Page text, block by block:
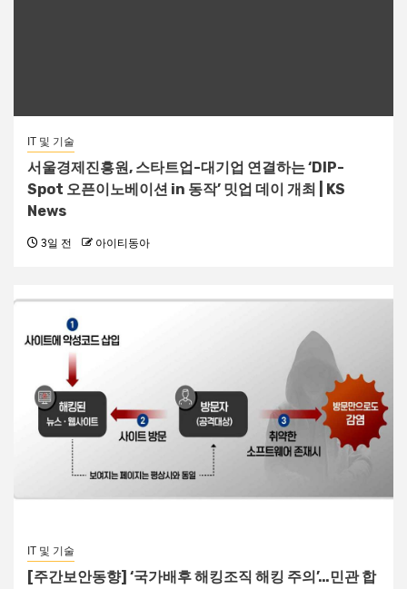
IT 및 기술
서울경제진흥원, 스타트업-대기업 연결하는 ‘DIP-
Spot 오픈이노베이션 in 동작’ 밋업 데이 개최 | KS
News
3일 전 아이티동아
IT 및 기술
[주간보안동향] ‘국가배후 해킹조직 해킹 주의’…민관 합